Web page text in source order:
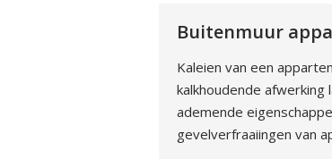
Buitenmuur
Kaleien van een
kalkhoudende
ademende
gevelverfraaiingen van